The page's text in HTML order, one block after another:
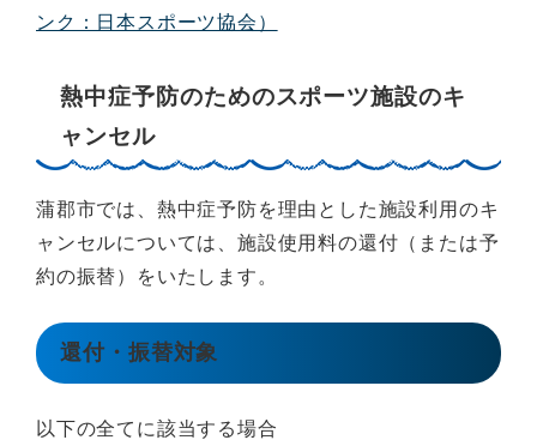
ンク：日本スポーツ協会）
熱中症予防のためのスポーツ施設のキ
ャンセル
蒲郡市では、熱中症予防を理由とした施設利用のキ
ャンセルについては、施設使用料の還付（または予
約の振替）をいたします。
還付・振替対象
以下の全てに該当する場合